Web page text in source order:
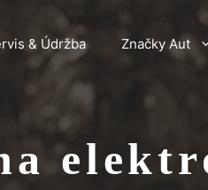
& Údržba Značky Aut